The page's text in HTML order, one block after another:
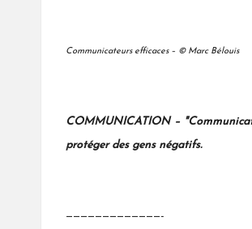
Communicateurs efficaces – © Marc Bélouis
COMMUNICATION –
protéger des gens négatifs.
—————————————-